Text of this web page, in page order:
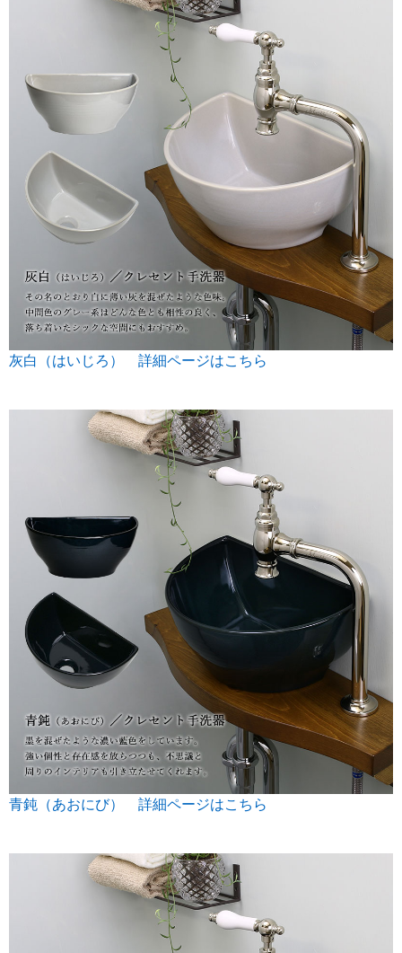
灰白（はいじろ） 詳細ページはこちら
青鈍（あおにび） 詳細ページはこちら